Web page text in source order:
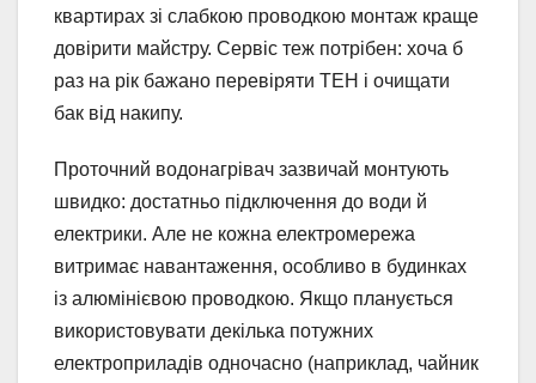
квартирах зі слабкою проводкою монтаж краще
довірити майстру. Сервіс теж потрібен: хоча б
раз на рік бажано перевіряти ТЕН і очищати
бак від накипу.
Проточний водонагрівач зазвичай монтують
швидко: достатньо підключення до води й
електрики. Але не кожна електромережа
витримає навантаження, особливо в будинках
із алюмінієвою проводкою. Якщо планується
використовувати декілька потужних
електроприладів одночасно (наприклад, чайник